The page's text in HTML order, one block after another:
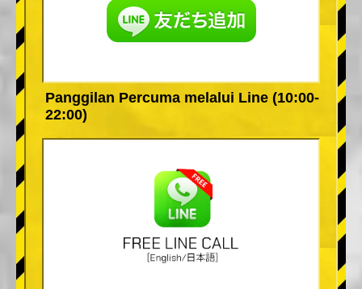
Panggilan Percuma melalui Line (10:00-
22:00)